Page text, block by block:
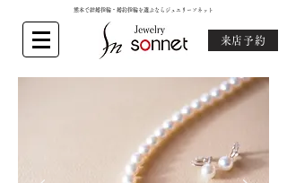
熊本で結婚指輪・婚約指輪を選ぶならジュエリーソネット
来店予約